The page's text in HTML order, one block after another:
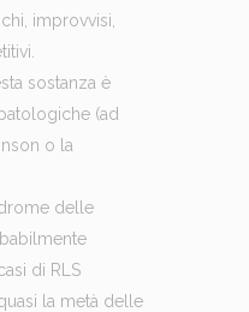
improvvisi,
sostanza è
(ad
o la
delle
di RLS
la metà delle